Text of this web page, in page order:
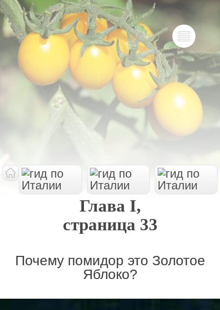
Глава I,
страница 33
Почему помидор это Золотое
Яблоко?